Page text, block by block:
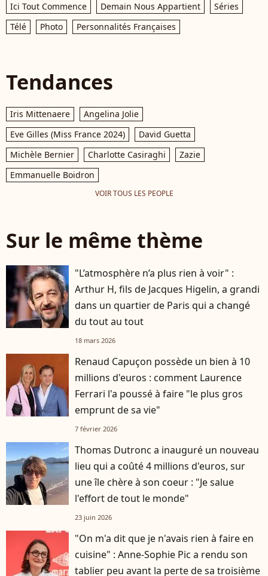
Ici Tout Commence Demain Nous Appartient
Séries
Télé
Photo Personnalités Françaises
Tendances
Iris Mittenaere
Angelina Jolie
Eve Gilles (Miss France 2024)
David Guetta
Michèle Bernier
Charlotte Casiraghi
Zazie
Emmanuelle Boidron
VOIR TOUS LES PEOPLE
Sur le même thème
"L’atmosphère n’a plus rien à voir" :
Arthur H, fils de Jacques Higelin, a grandi
dans un quartier de Paris qui a changé
du tout au tout
18 mars 2026
Renaud Capuçon possède un bien à 10
millions d'euros : comment Laurence
Ferrari l'a poussé à faire "le plus gros
emprunt de sa vie"
7 février 2026
Thomas Dutronc a inauguré un nouveau
lieu qui a coûté 4 millions d'euros, sur
une île chère à son coeur : "Je salue
l'effort de tout le monde"
23 juin 2026
"On m'a dit que je n'avais rien à faire en
cuisine" : Anne-Sophie Pic a rendu son
tablier peu avant la perte de sa troisième